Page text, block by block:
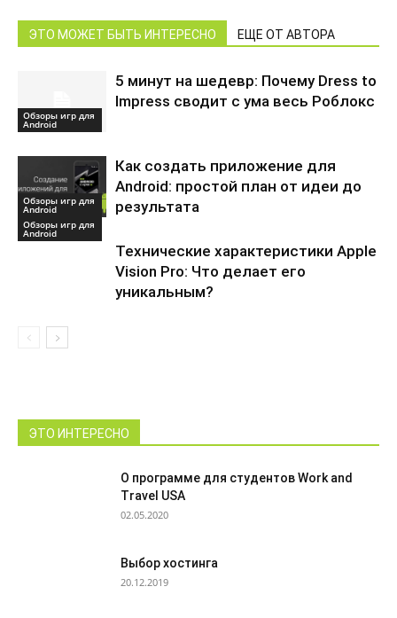
ЭТО МОЖЕТ БЫТЬ ИНТЕРЕСНО ЕЩЕ ОТ АВТОРА
Обзоры игр для
Android
5 минут на шедевр: Почему Dress to
Impress сводит с ума весь Роблокс
Обзоры игр для
Android
Как создать приложение для
Android: простой план от идеи до
результата
Обзоры игр для
Android
Технические характеристики Apple
Vision Pro: Что делает его
уникальным?
ЭТО ИНТЕРЕСНО
О программе для студентов Work and
Travel USA
02.05.2020
Выбор хостинга
20.12.2019